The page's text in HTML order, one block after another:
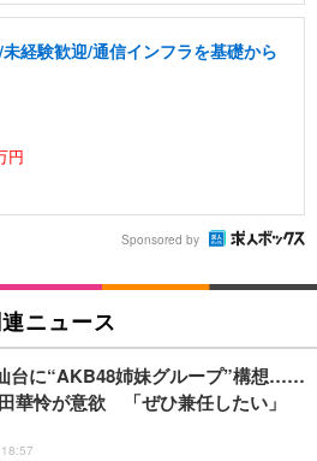
経験歓迎/通信インフラを基礎から
円
Sponsored by
ニュース
台に“AKB48姉妹グループ”構想……
華怜が意欲 「ぜひ兼任したい」